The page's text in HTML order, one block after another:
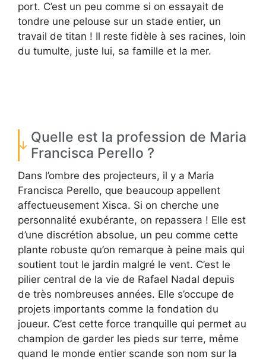
port. C’est un peu comme si on essayait de
tondre une pelouse sur un stade entier, un
travail de titan ! Il reste fidèle à ses racines, loin
du tumulte, juste lui, sa famille et la mer.
Quelle est la profession de Maria
Francisca Perello ?
Dans l’ombre des projecteurs, il y a Maria
Francisca Perello, que beaucoup appellent
affectueusement Xisca. Si on cherche une
personnalité exubérante, on repassera ! Elle est
d’une discrétion absolue, un peu comme cette
plante robuste qu’on remarque à peine mais qui
soutient tout le jardin malgré le vent. C’est le
pilier central de la vie de Rafael Nadal depuis
de très nombreuses années. Elle s’occupe de
projets importants comme la fondation du
joueur. C’est cette force tranquille qui permet au
champion de garder les pieds sur terre, même
quand le monde entier scande son nom sur la